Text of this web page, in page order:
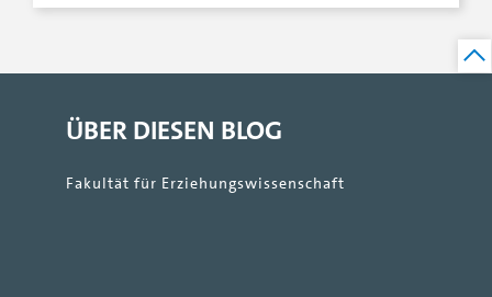
ÜBER DIESEN BLOG
Fakultät für Erziehungswissenschaft